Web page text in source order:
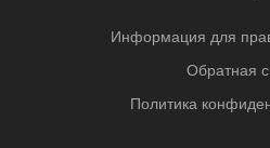
Информация для
Обратная
Политика